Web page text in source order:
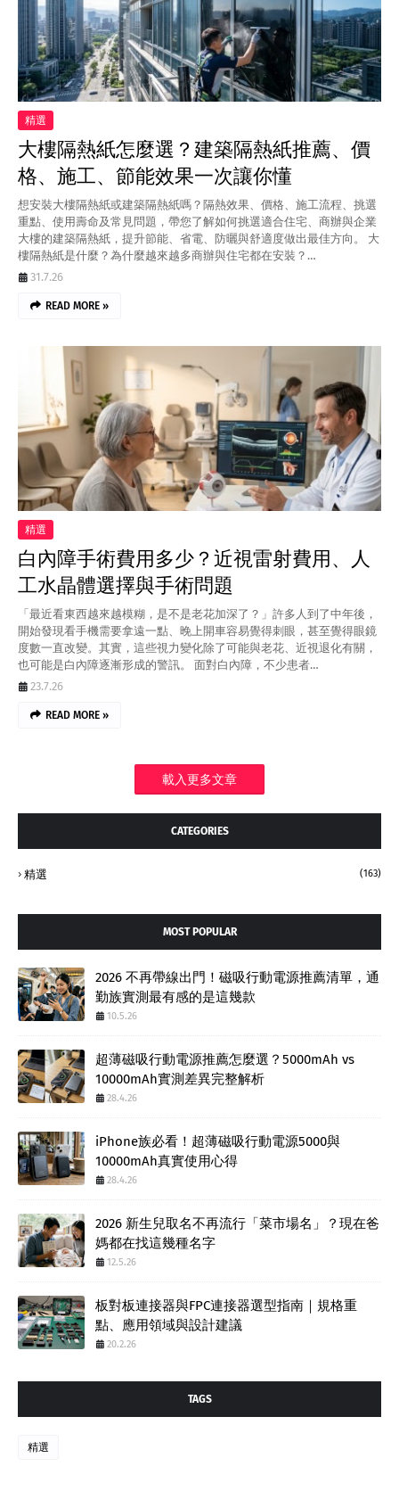
精選
大樓隔熱紙怎麼選？建築隔熱紙推薦、價
格、施工、節能效果一次讓你懂
想安裝大樓隔熱紙或建築隔熱紙嗎？隔熱效果、價格、施工流程、挑選
重點、使用壽命及常見問題，帶您了解如何挑選適合住宅、商辦與企業
大樓的建築隔熱紙，提升節能、省電、防曬與舒適度做出最佳方向。 大
樓隔熱紙是什麼？為什麼越來越多商辦與住宅都在安裝？…
31.7.26
READ MORE »
精選
白內障手術費用多少？近視雷射費用、人
工水晶體選擇與手術問題
「最近看東西越來越模糊，是不是老花加深了？」許多人到了中年後，
開始發現看手機需要拿遠一點、晚上開車容易覺得刺眼，甚至覺得眼鏡
度數一直改變。其實，這些視力變化除了可能與老花、近視退化有關，
也可能是白內障逐漸形成的警訊。 面對白內障，不少患者…
23.7.26
READ MORE »
載入更多文章
CATEGORIES
精選 (163)
MOST POPULAR
2026 不再帶線出門！磁吸行動電源推薦清單，通
勤族實測最有感的是這幾款
10.5.26
超薄磁吸行動電源推薦怎麼選？5000mAh vs
10000mAh實測差異完整解析
28.4.26
iPhone族必看！超薄磁吸行動電源5000與
10000mAh真實使用心得
28.4.26
2026 新生兒取名不再流行「菜市場名」？現在爸
媽都在找這幾種名字
12.5.26
板對板連接器與FPC連接器選型指南｜規格重
點、應用領域與設計建議
20.2.26
TAGS
精選